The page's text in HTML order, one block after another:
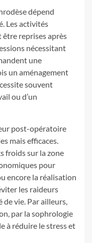
dépend
Les activités
reprises après
nécessitant
une
un aménagement
souvent
ou d’un
post-opératoire
mais efficaces.
froids sur la zone
pour
encore la réalisation
les raideurs
vie. Par ailleurs,
par la sophrologie
à réduire le stress et